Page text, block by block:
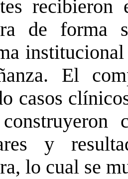
de forma
El
casos
y
lo cual se